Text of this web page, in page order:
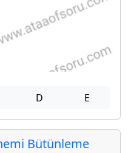
D E
Bütünleme